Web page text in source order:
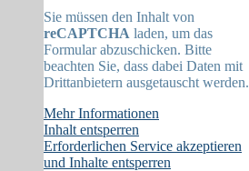
Sie müssen den Inhalt von
reCAPTCHA laden, um das
Formular abzuschicken. Bitte
beachten Sie, dass dabei Daten mit
Drittanbietern ausgetauscht werden.
Mehr Informationen
Inhalt entsperren
Erforderlichen Service akzeptieren
und Inhalte entsperren